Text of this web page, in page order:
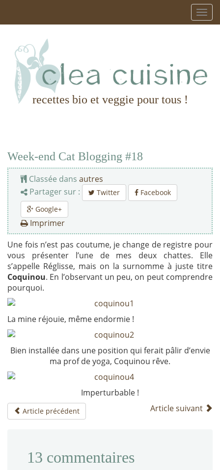
recettes bio et veggie pour tous !
Week-end Cat Blogging #18
Classée dans autres
Partager sur :
Twitter
Facebook
Google+
Imprimer
Une fois n’est pas coutume, je change de registre pour
vous présenter l’une de mes deux chattes. Elle
s’appelle Réglisse, mais on la surnomme à juste titre
Coquinou. En l’observant un peu, on peut comprendre
pourquoi.
La mine réjouie, même endormie !
Bien installée dans une position qui ferait pâlir d’envie
ma prof de yoga, Coquinou rêve.
Imperturbable !
Article précédent Article suivant
13 commentaires